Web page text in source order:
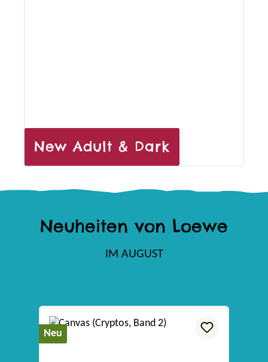
New Adult & Dark
Neuheiten von Loewe
IM AUGUST
Produktgalerie überspringen
Neu